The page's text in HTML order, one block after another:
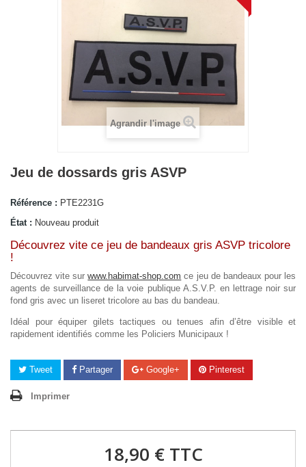
Agrandir l'image
Jeu de dossards gris ASVP
Référence : PTE2231G
État : Nouveau produit
Découvrez vite ce jeu de bandeaux gris ASVP tricolore
!
Découvrez vite surwww.habimat-shop.com ce jeu de bandeaux pour les
agents de surveillance de la voie publique A.S.V.P. en lettrage noir sur
fond gris avec un liseret tricolore au bas du bandeau.
Idéal pour équiper gilets tactiques ou tenues afin d’être visible et
rapidement identifiés comme les Policiers Municipaux !
Tweet Partager Google+ Pinterest
Imprimer
18,90 €TTC